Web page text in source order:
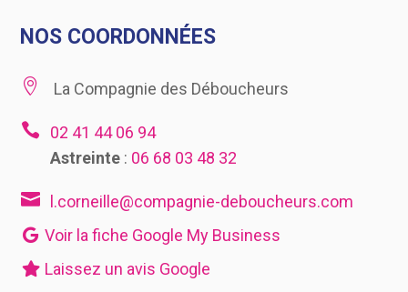
NOS COORDONNÉES
 La Compagnie des Déboucheurs

02 41 44 06 94
Astreinte: 06 68 03 48 32

l.corneille@compagnie-deboucheurs.com
Voir la fiche Google My Business
Laissez un avis Google